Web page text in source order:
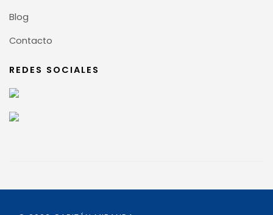
Blog
Contacto
REDES SOCIALES